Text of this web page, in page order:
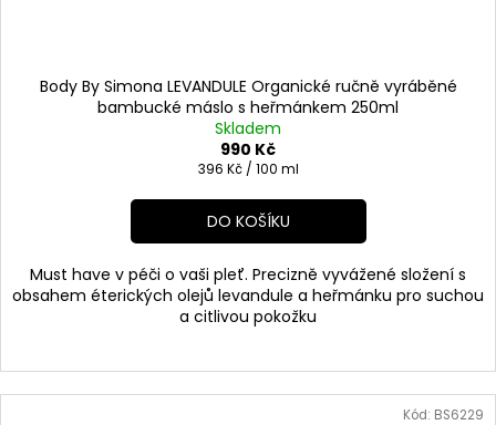
Body By Simona LEVANDULE Organické ručně vyráběné
bambucké máslo s heřmánkem 250ml
Skladem
990 Kč
Měrná
396 Kč / 100 ml
DO KOŠÍKU
Must have v péči o vaši pleť. Precizně vyvážené složení s
obsahem éterických olejů levandule a heřmánku pro suchou
a citlivou pokožku
Kód: BS6229